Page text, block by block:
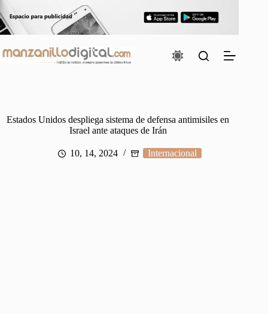
al
contenido
Estados Unidos despliega sistema de defensa antimisiles en
Israel ante ataques de Irán
10, 14, 2024 Internacional